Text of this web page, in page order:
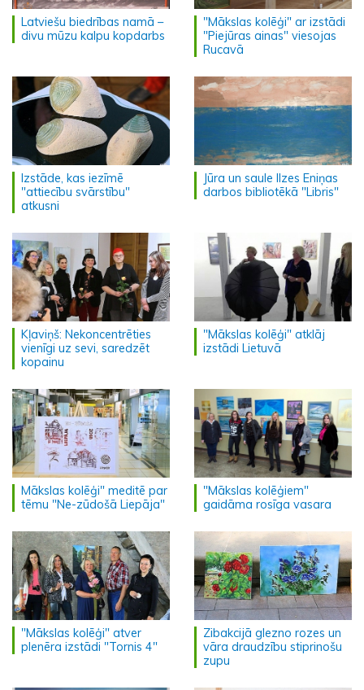
Latviešu biedrības namā –
divu mūzu kalpu kopdarbs
"Mākslas kolēģi" ar izstādi
"Piejūras ainas" viesojas
Rucavā
Izstāde, kas iezīmē
"attiecību svārstību"
atkusni
Jūra un saule Ilzes Eniņas
darbos bibliotēkā "Libris"
Kļaviņš: Nekoncentrēties
vienīgi uz sevi, saredzēt
kopainu
"Mākslas kolēģi" atklāj
izstādi Lietuvā
Mākslas kolēģi" meditē par
tēmu "Ne-zūdošā Liepāja"
"Mākslas kolēģiem"
gaidāma rosīga vasara
"Mākslas kolēģi" atver
plenēra izstādi "Tornis 4"
Zibakcijā glezno rozes un
vāra draudzību stiprinošu
zupu